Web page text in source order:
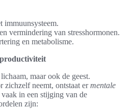
immuunsysteem.
vermindering van stresshormonen.
en metabolisme.
maar ook de geest.
zichzelf neemt, ontstaat ermentale
in een stijging van de
zijn: